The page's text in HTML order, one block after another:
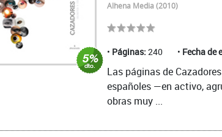
Alhena Media (2010)
Páginas: 240 Fecha de
Las páginas de
españoles —en activo,
obras muy ...